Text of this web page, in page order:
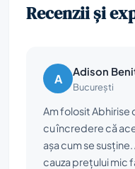
Recenzii și
A Adison
București
Am folosit Abhirise
cu încredere că
așa cum se
cauza prețului mic